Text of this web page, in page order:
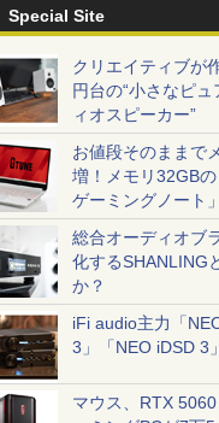
Special Site
クリエイティブが
円台の“小さなピュ
ィオスピーカー”
お値段そのままで
増！メモリ32GB
ゲーミングノート」
総合オーディオブ
化するSHANLING
か？
iFi audio主力「
3」「NEO iDSD 3
マウス、RTX